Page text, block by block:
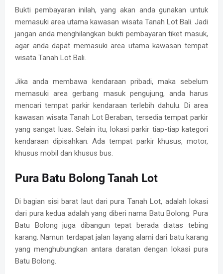
Bukti pembayaran inilah, yang akan anda gunakan untuk
memasuki area utama kawasan wisata Tanah Lot Bali. Jadi
jangan anda menghilangkan bukti pembayaran tiket masuk,
agar anda dapat memasuki area utama kawasan tempat
wisata Tanah Lot Bali.
Jika anda membawa kendaraan pribadi, maka sebelum
memasuki area gerbang masuk pengujung, anda harus
mencari tempat parkir kendaraan terlebih dahulu. Di area
kawasan wisata Tanah Lot Beraban, tersedia tempat parkir
yang sangat luas. Selain itu, lokasi parkir tiap-tiap kategori
kendaraan dipisahkan. Ada tempat parkir khusus, motor,
khusus mobil dan khusus bus.
Pura Batu Bolong Tanah Lot
Di bagian sisi barat laut dari pura Tanah Lot, adalah lokasi
dari pura kedua adalah yang diberi nama Batu Bolong. Pura
Batu Bolong juga dibangun tepat berada diatas tebing
karang. Namun terdapat jalan layang alami dari batu karang
yang menghubungkan antara daratan dengan lokasi pura
Batu Bolong.